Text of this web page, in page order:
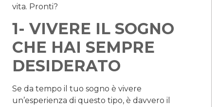
vita. Pronti?
1- VIVERE IL SOGNO
CHE HAI SEMPRE
DESIDERATO
Se da tempo il tuo sogno è vivere
un’esperienza di questo tipo, è davvero il